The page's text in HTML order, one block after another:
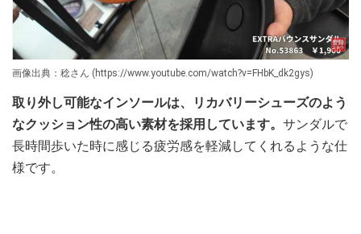
画像出典：稔さん (https://www.youtube.com/watch?v=FHbK_dk2gys)
取り外し可能なインソールは、リカバリーシューズのよう
なクッション性の高い素材を採用しています。 サンダルで
長時間歩いた時に感じる疲労感を軽減してくれるような仕
様です。